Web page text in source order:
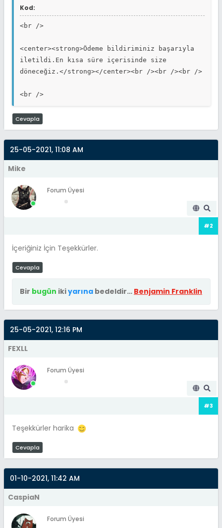
$errors[] = "Adınızı ve soyadınızı
yazın.";
{
$errors[] = "TC Kimlik numaranızı
}
if(empty($telefon))
$errors[] = "Telefon numaranızı
yazın.";
{
global $db, $mybb;
$subject = "Ödeme Bildirimi | MadeinFrm";
$message = "
[b]Kullanıcı ID Numarası:[/b]
[color=#6B8E23]{$_POST["kullaniciID"]}[/color]
[b]Ad-Soyad:[/b] [color=#6B8E23]
{$_POST["adsoyad"]}[/color]
[b]Ödeme Miktarı:[/b] [color=#6B8E23]
{$_POST["odeme"]}[/color]
[b]TC Kimlik Numarası:[/b] [color=#6B8E23]
{$_POST["tcno"]}[/color]
[b]Telefon Numarası:[/b] [color=#6B8E23]
Kod:
<br />
<center><strong>Ödeme bildiriminiz başarıyla
iletildi.En kısa süre içerisinde size
döneceğiz.</strong></center><br /><br /><br />
<br />
Cevapla
25-05-2021, 11:08 AM
Mike
Forum Üyesi
#2
İçeriğiniz İçin Teşekkürler.
Cevapla
Bir bugün ikiyarına bedeldir… Benjamin Franklin
25-05-2021, 12:16 PM
FEXLL
Forum Üyesi
#3
Teşekkürler harika
Cevapla
01-10-2021, 11:42 AM
CaspiaN
Forum Üyesi